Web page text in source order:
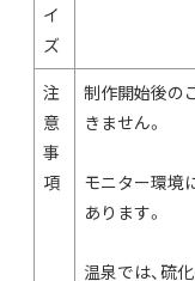
イ
ズ
注
意
事
項
制作開始後の
きません。
モニター環境
あります。
温泉では、硫